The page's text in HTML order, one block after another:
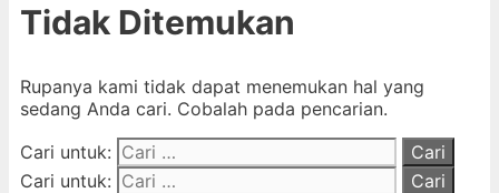
Tidak Ditemukan
Rupanya kami tidak dapat menemukan hal yang
sedang Anda cari. Cobalah pada pencarian.
Cari untuk:
Cari untuk: